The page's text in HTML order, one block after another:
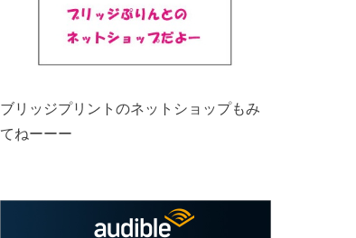
ブリッジプリントのネットショップもみ
てねーーー